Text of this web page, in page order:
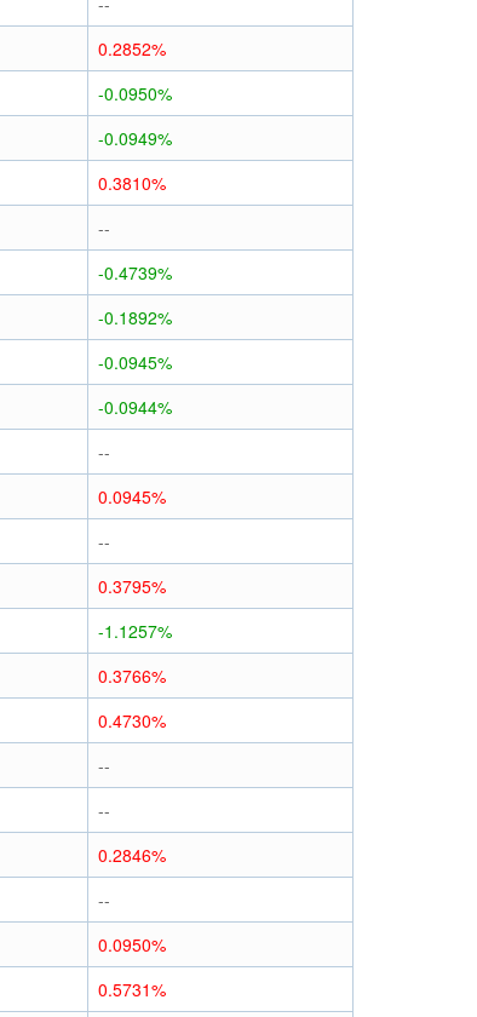
0.2852%
-0.0950%
-0.0949%
0.3810%
--
-0.4739%
-0.1892%
-0.0945%
-0.0944%
--
0.0945%
--
0.3795%
-1.1257%
0.3766%
0.4730%
--
--
0.2846%
--
0.0950%
0.5731%